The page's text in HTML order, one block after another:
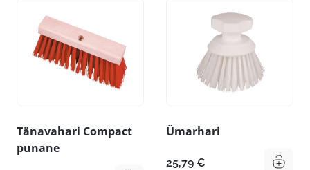
Tänavahari Compact
punane
Ümarhari
25,79 €